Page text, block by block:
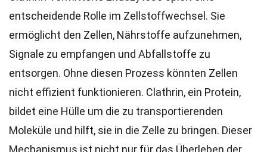
entscheidende Rolle im Zellstoffwechsel. Sie
ermöglicht den Zellen, Nährstoffe aufzunehmen,
Signale zu empfangen und Abfallstoffe zu
entsorgen. Ohne diesen Prozess könnten Zellen
nicht effizient funktionieren. Clathrin, ein Protein,
bildet eine Hülle um die zu transportierenden
Moleküle und hilft, sie in die Zelle zu bringen. Dieser
Mechanismus ist nicht nur für das Überleben der